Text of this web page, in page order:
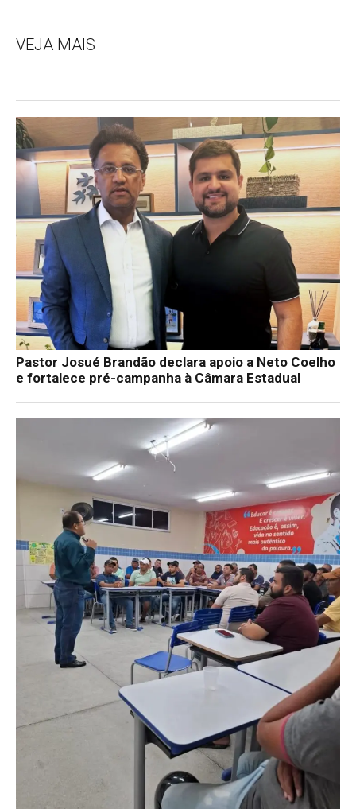
VEJA MAIS
Pastor Josué Brandão declara apoio a Neto Coelho
e fortalece pré-campanha à Câmara Estadual